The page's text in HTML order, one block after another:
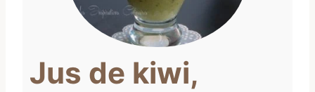
Jus de kiwi,